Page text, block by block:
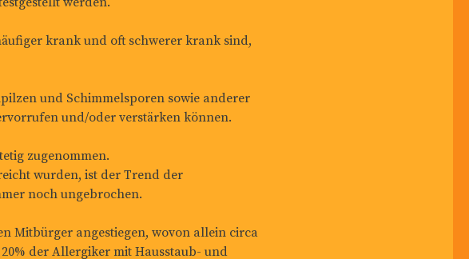
krank und oft schwerer krank sind,
und Schimmelsporen sowie anderer
und/oder verstärken können.
zugenommen.
wurden, ist der Trend der
noch ungebrochen.
Mitbürger angestiegen, wovon allein circa
der Allergiker mit Hausstaub- und